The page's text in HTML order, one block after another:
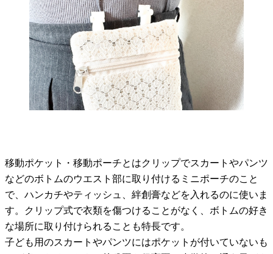
移動ポケット・移動ポーチとはクリップでスカートやパンツ
などのボトムのウエスト部に取り付けるミニポーチのこと
で、ハンカチやティッシュ、絆創膏などを入れるのに使いま
す。クリップ式で衣類を傷つけることがなく、ボトムの好き
な場所に取り付けられることも特長です。
子ども用のスカートやパンツにはポケットが付いていないも